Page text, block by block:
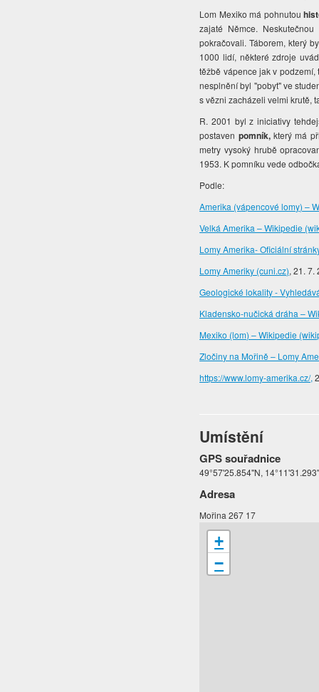
Lom Mexiko má pohnutou
zajaté Němce.
pokračovali. Táborem, který
1000 lidí, některé zdroje
těžbě vápence jak v
nesplnění byl "pobyt" ve
s vězni zacházeli velmi krutě,
R. 2001 byl z iniciativy
postaven pomník, který má
metry vysoký hrubě
1953. K pomníku vede
Podle:
Amerika (vápencové lomy) –
Velká Amerika – Wikipedie
Lomy Amerika- Oficiální
Lomy Ameriky (cuni.cz), 21. 7.
Geologické lokality -
Kladensko-nučická dráha –
Mexiko (lom) – Wikipedie
Zločiny na Mořině – Lomy
https://www.lomy-amerika.cz/,
Umístění
GPS souřadnice
49°57'25.854"N,
Adresa
Mořina 267 17
+
−